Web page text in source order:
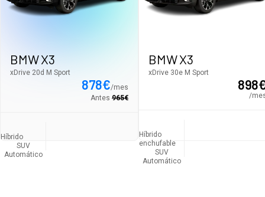
BMW X3
xDrive 20d M Sport
878€/mes
Antes 965€
Híbrido
SUV
Automático
BMW X3
xDrive 30e M Sport
898
/
Híbrido
enchufable
SUV
Automático